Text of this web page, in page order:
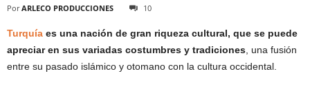
Por ARLECO PRODUCCIONES 10
Turquía es una nación de gran riqueza cultural, que se puede
apreciar en sus variadas costumbres y tradiciones , una fusión
entre su pasado islámico y otomano con la cultura occidental.